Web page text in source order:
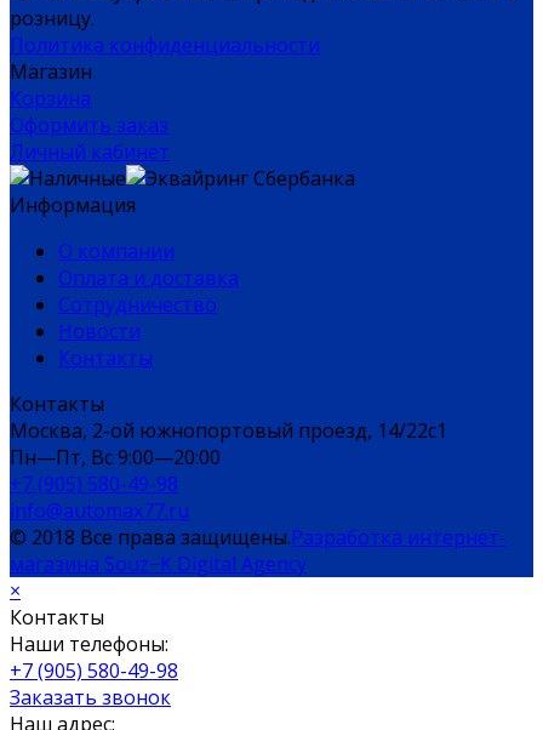
розницу.
Политика конфиденциальности
Магазин
Корзина
Оформить заказ
Личный кабинет
Информация
О компании
Оплата и доставка
Сотрудничество
Новости
Контакты
Контакты
Москва, 2-ой южнопортовый проезд, 14/22c1
Пн—Пт, Вс 9:00—20:00
+7 (905) 580-49-98
info@automax77.ru
© 2018 Все права защищены.Разработка интернет-
магазина Souz−K Digital Agency
×
Контакты
Наши телефоны:
+7 (905) 580-49-98
Заказать звонок
Наш адрес: